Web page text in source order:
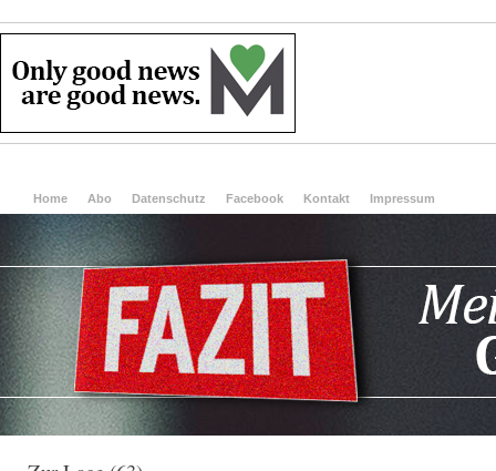
Home Abo Datenschutz Facebook Kontakt Impressum